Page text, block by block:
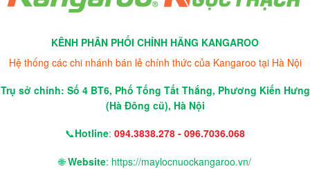
KÊNH PHÂN PHỐI CHÍNH HÃNG KANGAROO
Hệ thống các chi nhánh bán lẻ chính thức của Kangaroo tại Hà Nội
Trụ sở chính: Số 4 BT6, Phố Tống Tất Thắng, Phương Kiến Hưng
(Hà Đông cũ), Hà Nội
📞Hotline: 094.3838.278 - 096.7036.068
🌐Website: https://maylocnuockangaroo.vn/